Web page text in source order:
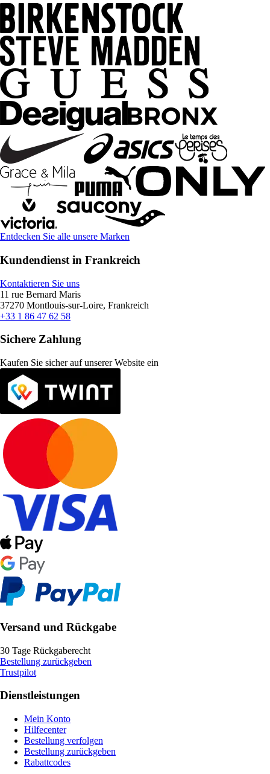
Entdecken Sie alle unsere Marken
Kundendienst in Frankreich
Kontaktieren Sie uns
11 rue Bernard Maris
37270 Montlouis-sur-Loire, Frankreich
+33 1 86 47 62 58
Sichere Zahlung
Kaufen Sie sicher auf unserer Website ein
Versand und Rückgabe
30 Tage Rückgaberecht
Bestellung zurückgeben
Trustpilot
Dienstleistungen
Mein Konto
Hilfecenter
Bestellung verfolgen
Bestellung zurückgeben
Rabattcodes